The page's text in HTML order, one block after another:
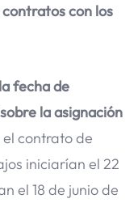
con los
fecha de
la asignación
el contrato de
iniciarían el 22
el 18 de junio de